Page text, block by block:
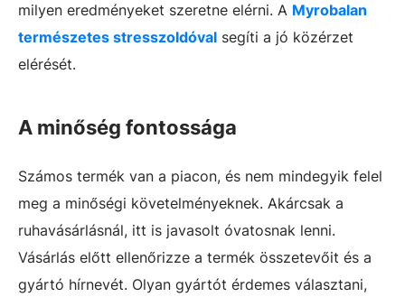
milyen eredményeket szeretne elérni. A Myrobalan
természetes stresszoldóval segíti a jó közérzet
elérését.
A minőség fontossága
Számos termék van a piacon, és nem mindegyik felel
meg a minőségi követelményeknek. Akárcsak a
ruhavásárlásnál, itt is javasolt óvatosnak lenni.
Vásárlás előtt ellenőrizze a termék összetevőit és a
gyártó hírnevét. Olyan gyártót érdemes választani,